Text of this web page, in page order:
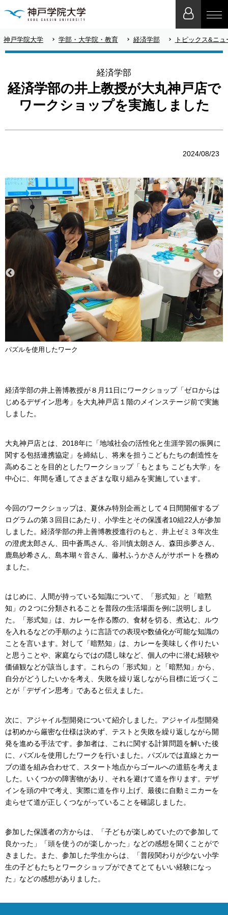
神戸学院大学 学部・大学院・教育 経済学部 トピックス&ニ
経済学部
経済学部の井上教授が大丸神戸店で
ワークショップを実施しました
2024/08/23
パズルを使用したワーク
経済学部の井上善博教授が８月11日にワークショップ「ゼロからは
じめるデザイン思考」を大丸神戸店１階のメインステージ前で実施
しました。
大丸神戸店とは、2018年に「地域社会の活性化と生涯学習の振興に
関する包括連携協定」を締結し、将来を担うこどもたちの創造性を
高めることを目的としたワークショップ「もとまち こども大学」を
中心に、年間を通してさまざまな取り組みを実施しています。
今回のワークショップは、夏休み特別企画として４日間開催するプ
ログラムの第３回目にあたり、小学生とその保護者10組22人が参加
しました。経済学部の井上善博教授進行のもと、井上ゼミ３年次生
の澄虎太郎さん、田中蒼馬さん、谷川慎太朗さん、森田歩夢さん、
鹿島紗希さん、島本瑚々音さん、藤村ふうかさんがサポートを務め
ました。
はじめに、人間が持っている知識について、「形式知」と「暗黙
知」の２つに分類されることを普段の生活場面を例に説明しまし
た。「形式知」は、カレーを作る際の、食材を切る、煮込む、ルウ
を入れるなどの手順のように言語での表現や数値化が可能な知識の
ことを言います。対して「暗黙知」は、カレーを美味しく作りたい
と思うことや、家庭ならではの隠し味など、個人の中に潜む経験や
価値観などが該当します。これらの「形式知」と「暗黙知」から、
自分がどうしたいかを考え、失敗を繰り返しながら目標に近づくこ
とが「デザイン思考」であると伝えました。
次に、アジャイル型開発について紹介しました。アジャイル型開発
は初めから厳密な仕様は決めず、テストと失敗を繰り返しながら開
発を進める手法です。参加者は、これに関する計算問題を解いた後
に、パズルを使用したワークを行いました。パズルでは直線とカー
ブの道を組み合わせて、スタート地点からゴールへの道筋を考えま
した。いくつかの障害物があり、それを避けて道を作ります。デザ
インを頭の中で考え、実際に道を作り上げ、最後に自動ミニカーを
走らせて道が正しくつながっていることを確認しました。
参加した保護者の方からは、「子どもが楽しめていたので参加して
良かった」「頭を使うのが楽しかった」などの感想を聞くことがで
きました。また、参加した学生からは、「普段関わりが少ない小学
生の子どもたちとワークショップができてとてもいい経験になっ
た」などの感想がありました。